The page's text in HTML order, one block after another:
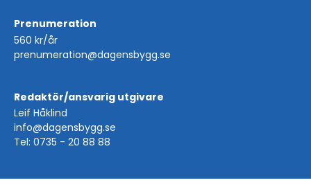
Prenumeration
560 kr/år
prenumeration@dagensbygg.se
Redaktör/ansvarig utgivare
Leif Håklind
info@dagensbygg.se
Tel: 0735 - 20 88 88